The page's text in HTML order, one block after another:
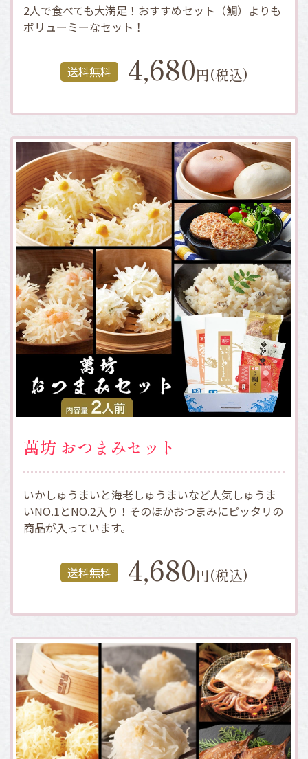
2人で食べても大満足！おすすめセット（鯛）よりも
ボリューミーなセット！
送料無料 4,680円(税込)
萬坊 おつまみセット
いかしゅうまいと海老しゅうまいなど人気しゅうま
いNO.1とNO.2入り！そのほかおつまみにピッタリの
商品が入っています。
送料無料 4,680円(税込)